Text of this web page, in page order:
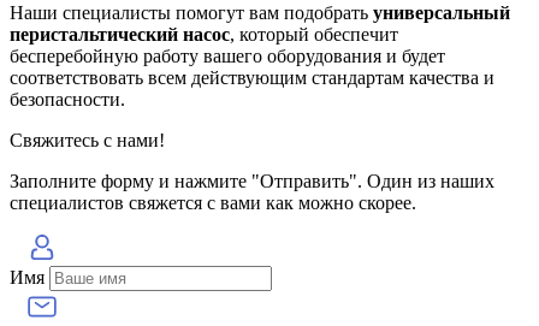
Наши специалисты помогут вам подобрать универсальный
перистальтический насос, который обеспечит
бесперебойную работу вашего оборудования и будет
соответствовать всем действующим стандартам качества и
безопасности.
Свяжитесь с нами!
Заполните форму и нажмите "Отправить". Один из наших
специалистов свяжется с вами как можно скорее.
Имя